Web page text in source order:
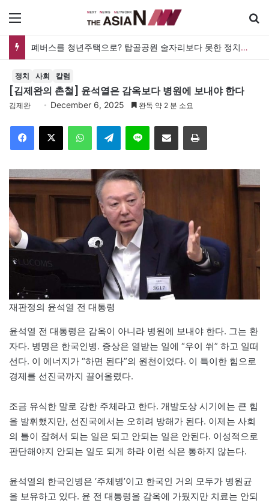
메뉴
폐버스를 청년주택으로? 탑골공원 술자리보다 못한 정치의 상상력
정치 사회 칼럼
[김제완의 촌철] 윤석열은 감옥보다 병원에 보내야 한다
김제완 December 6, 2025 완독 약 2 분 소요
Facebook
X WhatsAppTelegramLine 이메일 인쇄
재판정의 윤석열 전 대통령
윤석열 전 대통령은 감옥이 아니라 병원에 보내야 한다. 그는 환
자다. 병명은 한국인병. 증상은 열받는 일에 “우이 쒸” 하고 일떠
선다. 이 에너지가 “하면 된다”의 원천이었다. 이 특이한 힘으로
경제를 선진국까지 끌어올렸다.
조금 유식한 말로 강한 주체라고 한다. 개발도상 시기에는 큰 힘
을 발휘했지만, 선진국에서는 오히려 방해가 된다. 이제는 사회
의 틀이 잡혀서 되는 일은 되고 안되는 일은 안된다. 이성적으로
판단해야지 안되는 일도 되게 하라 이런 식은 통하지 않는다.
윤석열의 한국인병은 ‘주체병’이고 한국인 거의 모두가 병원균
을 보유하고 있다. 윤 전 대통령을 감옥에 가뒀지만 치료는 안되